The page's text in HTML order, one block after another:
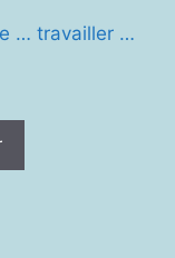
… travailler …